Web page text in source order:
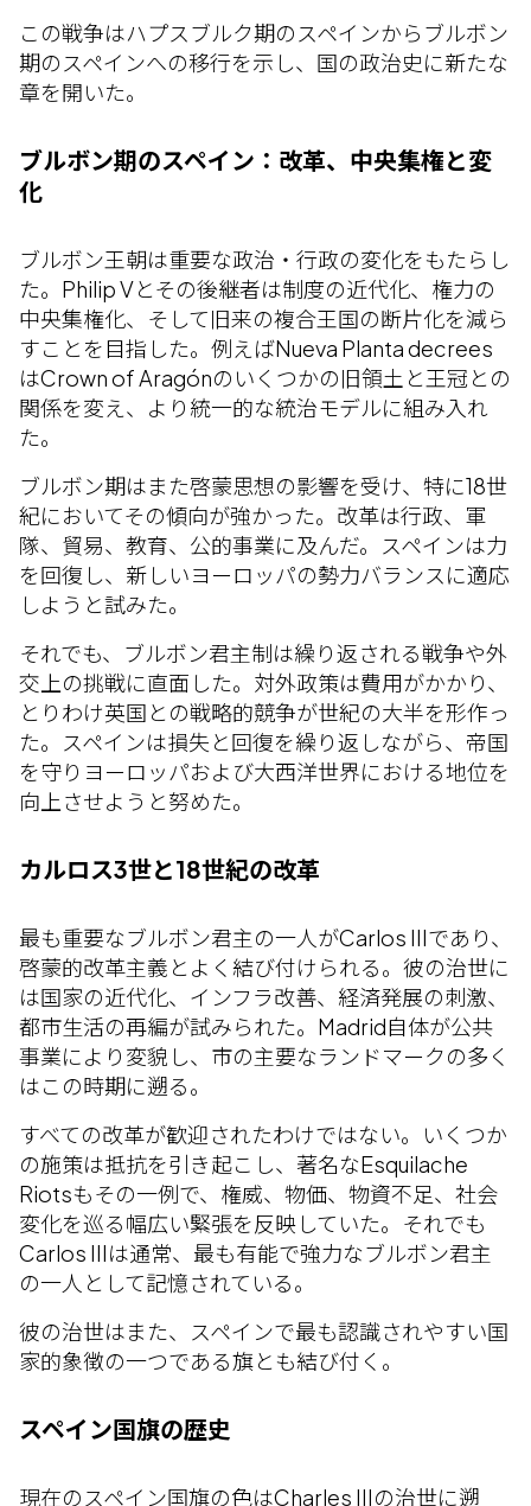
この戦争はハプスブルク期のスペインからブルボン
期のスペインへの移行を示し、国の政治史に新たな
章を開いた。
ブルボン期のスペイン：改革、中央集権と変
化
ブルボン王朝は重要な政治・行政の変化をもたらし
た。Philip Vとその後継者は制度の近代化、権力の
中央集権化、そして旧来の複合王国の断片化を減ら
すことを目指した。例えばNueva Planta decrees
はCrown of Aragónのいくつかの旧領土と王冠との
関係を変え、より統一的な統治モデルに組み入れ
た。
ブルボン期はまた啓蒙思想の影響を受け、特に18世
紀においてその傾向が強かった。改革は行政、軍
隊、貿易、教育、公的事業に及んだ。スペインは力
を回復し、新しいヨーロッパの勢力バランスに適応
しようと試みた。
それでも、ブルボン君主制は繰り返される戦争や外
交上の挑戦に直面した。対外政策は費用がかかり、
とりわけ英国との戦略的競争が世紀の大半を形作っ
た。スペインは損失と回復を繰り返しながら、帝国
を守りヨーロッパおよび大西洋世界における地位を
向上させようと努めた。
カルロス3世と18世紀の改革
最も重要なブルボン君主の一人がCarlos IIIであり、
啓蒙的改革主義とよく結び付けられる。彼の治世に
は国家の近代化、インフラ改善、経済発展の刺激、
都市生活の再編が試みられた。Madrid自体が公共
事業により変貌し、市の主要なランドマークの多く
はこの時期に遡る。
すべての改革が歓迎されたわけではない。いくつか
の施策は抵抗を引き起こし、著名なEsquilache
Riotsもその一例で、権威、物価、物資不足、社会
変化を巡る幅広い緊張を反映していた。それでも
Carlos IIIは通常、最も有能で強力なブルボン君主
の一人として記憶されている。
彼の治世はまた、スペインで最も認識されやすい国
家的象徴の一つである旗とも結び付く。
スペイン国旗の歴史
現在のスペイン国旗の色はCharles IIIの治世に遡